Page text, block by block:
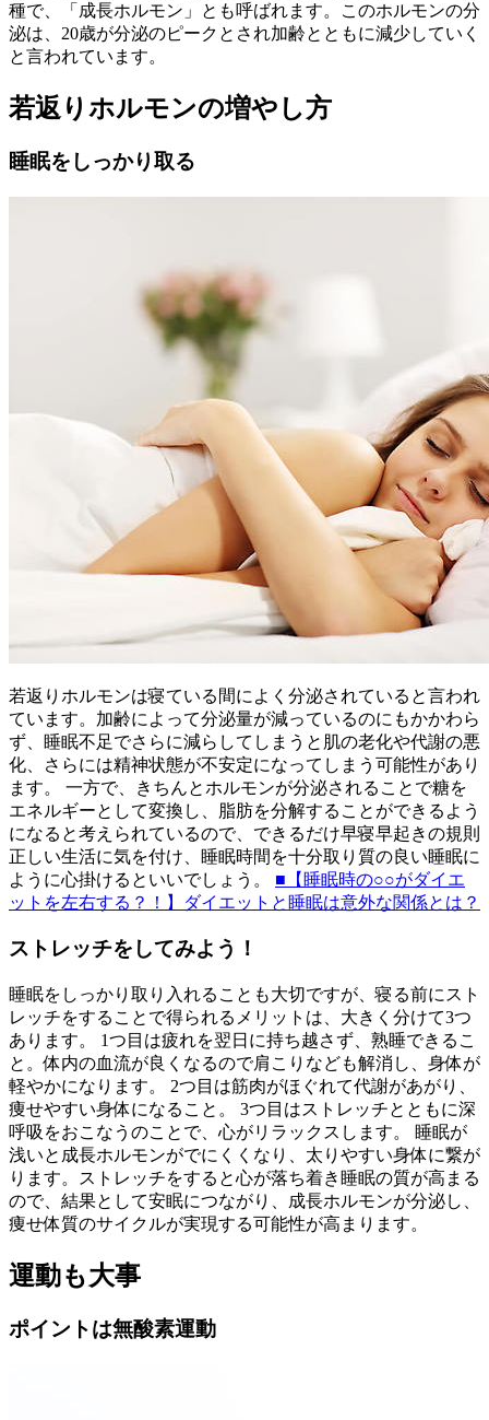
種で、「成長ホルモン」とも呼ばれます。このホルモンの分
泌は、20歳が分泌のピークとされ加齢とともに減少していく
と言われています。
若返りホルモンの増やし方
睡眠をしっかり取る
若返りホルモンは寝ている間によく分泌されていると言われ
ています。加齢によって分泌量が減っているのにもかかわら
ず、睡眠不足でさらに減らしてしまうと肌の老化や代謝の悪
化、さらには精神状態が不安定になってしまう可能性があり
ます。 一方で、きちんとホルモンが分泌されることで糖を
エネルギーとして変換し、脂肪を分解することができるよう
になると考えられているので、できるだけ早寝早起きの規則
正しい生活に気を付け、睡眠時間を十分取り質の良い睡眠に
ように心掛けるといいでしょう。 ■【睡眠時の○○がダイエ
ットを左右する？！】ダイエットと睡眠は意外な関係とは？
ストレッチをしてみよう！
睡眠をしっかり取り入れることも大切ですが、寝る前にスト
レッチをすることで得られるメリットは、大きく分けて3つ
あります。 1つ目は疲れを翌日に持ち越さず、熟睡できるこ
と。体内の血流が良くなるので肩こりなども解消し、身体が
軽やかになります。 2つ目は筋肉がほぐれて代謝があがり、
痩せやすい身体になること。 3つ目はストレッチとともに深
呼吸をおこなうのことで、心がリラックスします。 睡眠が
浅いと成長ホルモンがでにくくなり、太りやすい身体に繋が
ります。ストレッチをすると心が落ち着き睡眠の質が高まる
ので、結果として安眠につながり、成長ホルモンが分泌し、
痩せ体質のサイクルが実現する可能性が高まります。
運動も大事
ポイントは無酸素運動